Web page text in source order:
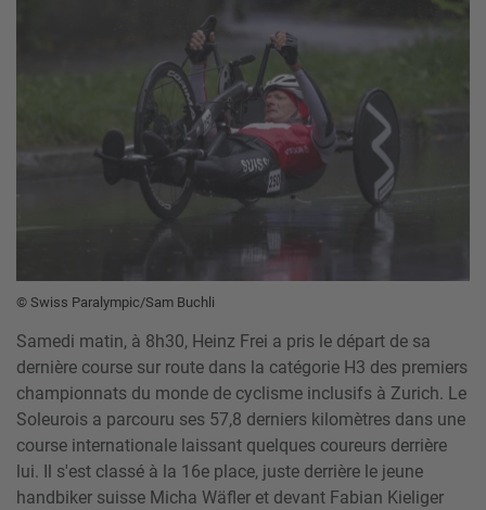
© Swiss Paralympic/Sam Buchli
Samedi matin, à 8h30, Heinz Frei a pris le départ de sa
dernière course sur route dans la catégorie H3 des premiers
championnats du monde de cyclisme inclusifs à Zurich. Le
Soleurois a parcouru ses 57,8 derniers kilomètres dans une
course internationale laissant quelques coureurs derrière
lui. Il s'est classé à la 16e place, juste derrière le jeune
handbiker suisse Micha Wäfler et devant Fabian Kieliger